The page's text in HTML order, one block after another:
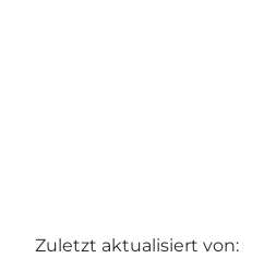
Zuletzt aktualisiert von: